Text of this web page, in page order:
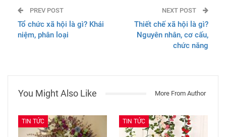
PREV POST
Tổ chức xã hội là gì? Khái
niệm, phân loại
NEXT POST
Thiết chế xã hội là gì?
Nguyên nhân, cơ cấu,
chức năng
You Might Also Like More From Author
TIN TỨC TIN TỨC